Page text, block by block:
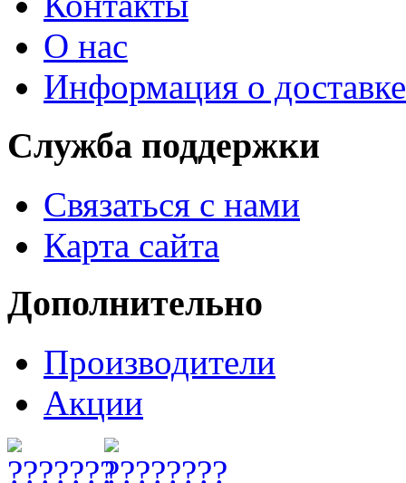
О нас
Информация о доставке
Служба поддержки
Связаться с нами
Карта сайта
Дополнительно
Производители
Акции